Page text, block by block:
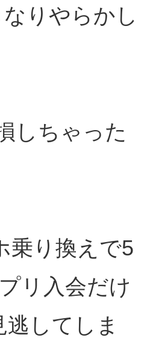
りやらかし
しちゃった
乗り換えで5
リ入会だけ
してしま